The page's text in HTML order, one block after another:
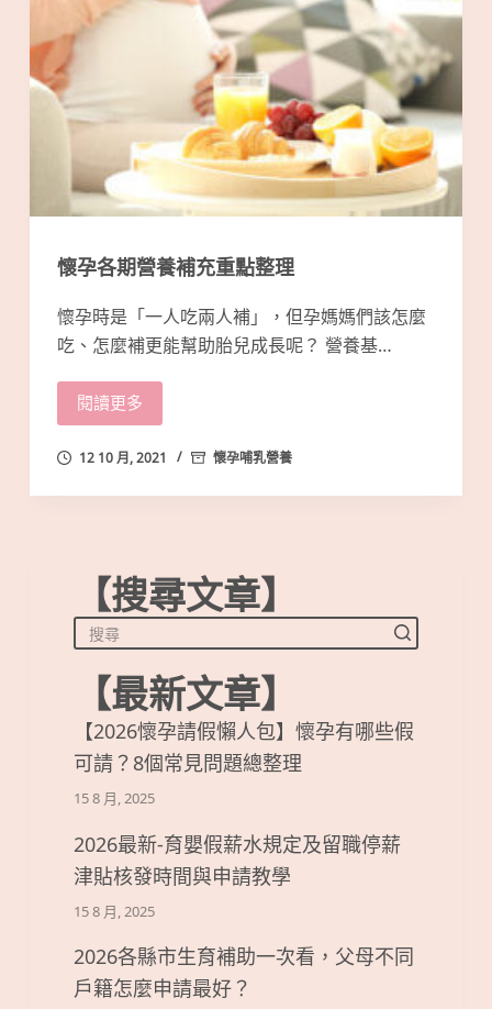
懷孕各期營養補充重點整理
懷孕時是「一人吃兩人補」，但孕媽媽們該怎麼
吃、怎麼補更能幫助胎兒成長呢？ 營養基…
閱讀更多
12 10 月, 2021 懷孕哺乳營養
【搜尋文章】
【最新文章】
【2026懷孕請假懶人包】懷孕有哪些假
可請？8個常見問題總整理
15 8 月, 2025
2026最新-育嬰假薪水規定及留職停薪
津貼核發時間與申請教學
15 8 月, 2025
2026各縣市生育補助一次看，父母不同
戶籍怎麼申請最好？